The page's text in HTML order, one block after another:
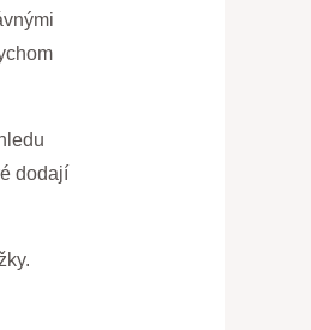
dodají